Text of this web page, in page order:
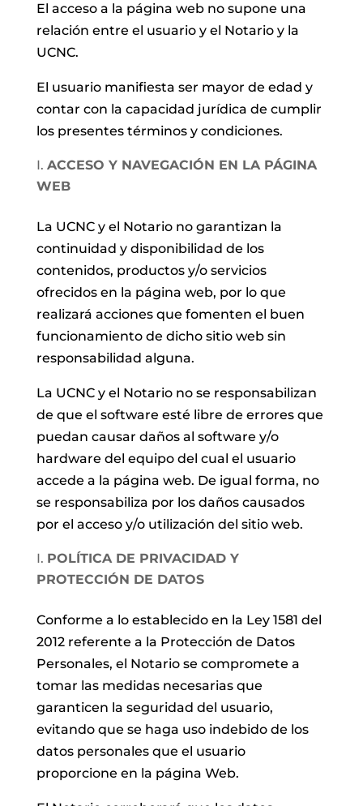
El acceso a la página web no supone una
relación entre el usuario y el Notario y la
UCNC.
El usuario manifiesta ser mayor de edad y
contar con la capacidad jurídica de cumplir
los presentes términos y condiciones.
ACCESO Y NAVEGACIÓN EN LA PÁGINA
WEB
La UCNC y el Notario no garantizan la
continuidad y disponibilidad de los
contenidos, productos y/o servicios
ofrecidos en la página web, por lo que
realizará acciones que fomenten el buen
funcionamiento de dicho sitio web sin
responsabilidad alguna.
La UCNC y el Notario no se responsabilizan
de que el software esté libre de errores que
puedan causar daños al software y/o
hardware del equipo del cual el usuario
accede a la página web. De igual forma, no
se responsabiliza por los daños causados
por el acceso y/o utilización del sitio web.
POLÍTICA DE PRIVACIDAD Y
PROTECCIÓN DE DATOS
Conforme a lo establecido en la Ley 1581 del
2012 referente a la Protección de Datos
Personales, el Notario se compromete a
tomar las medidas necesarias que
garanticen la seguridad del usuario,
evitando que se haga uso indebido de los
datos personales que el usuario
proporcione en la página Web.